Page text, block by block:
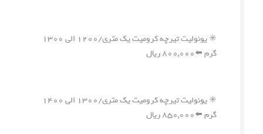
✳️ یونولیت تیرچه کرومیت یک متری/۱۲۰۰ الی ۱۳۰۰
گرم ⬅️۸۰۰,۰۰۰ ریال
✳️ یونولیت تیرچه کرومیت یک متری/۱۳۰۰ الی ۱۴۰۰
گرم ⬅️۸۵۰,۰۰۰ ریال